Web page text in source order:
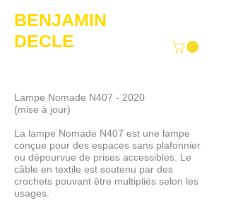
BENJAMIN
DECLE
Lampe Nomade N407 - 2020
(mise à jour)
La lampe Nomade N407 est une lampe
conçue pour des espaces sans plafonnier
ou dépourvue de prises accessibles. Le
câble en textile est soutenu par des
crochets pouvant être multipliés selon les
usages.